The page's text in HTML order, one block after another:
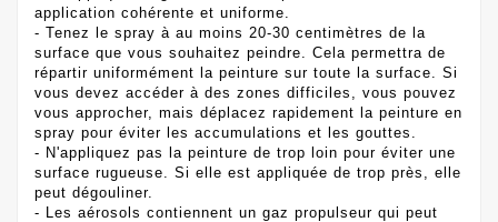
application cohérente et uniforme.
- Tenez le spray à au moins 20-30 centimètres de la
surface que vous souhaitez peindre. Cela permettra de
répartir uniformément la peinture sur toute la surface. Si
vous devez accéder à des zones difficiles, vous pouvez
vous approcher, mais déplacez rapidement la peinture en
spray pour éviter les accumulations et les gouttes.
- N'appliquez pas la peinture de trop loin pour éviter une
surface rugueuse. Si elle est appliquée de trop près, elle
peut dégouliner.
- Les aérosols contiennent un gaz propulseur qui peut